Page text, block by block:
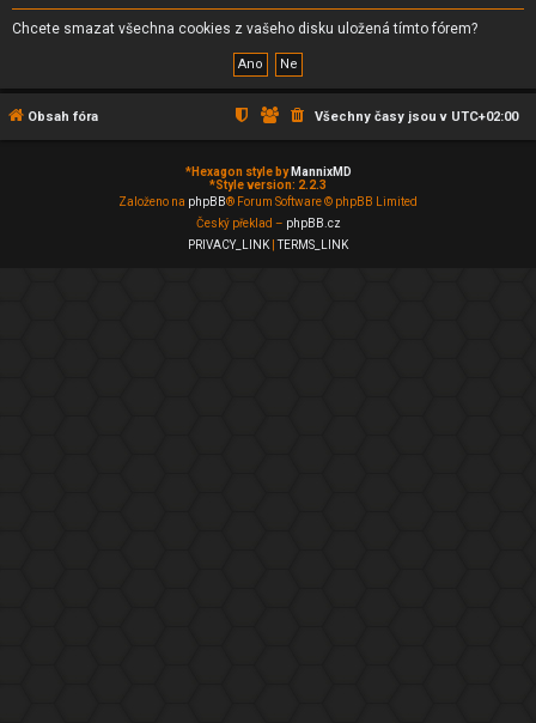
Chcete smazat všechna cookies z vašeho disku uložená tímto fórem?
Obsah fóra Všechny časy jsou v UTC+02:00
*Hexagon style by MannixMD
*Style version: 2.2.3
Založeno na phpBB® Forum Software © phpBB Limited
Český překlad – phpBB.cz
PRIVACY_LINK |TERMS_LINK